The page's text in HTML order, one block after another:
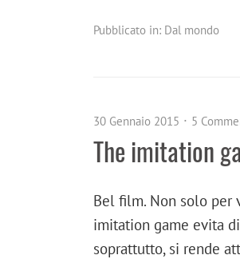
Pubblicato in: Dal mondo
30 Gennaio 2015 5
The imitation
Bel film. Non solo per
imitation game evita
soprattutto, si rende